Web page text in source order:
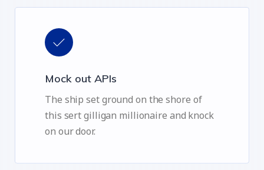
Mock out APIs
The ship set ground on the shore of
this sert gilligan millionaire and knock
on our door.